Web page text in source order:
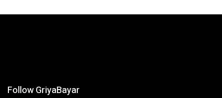
Follow GriyaBayar